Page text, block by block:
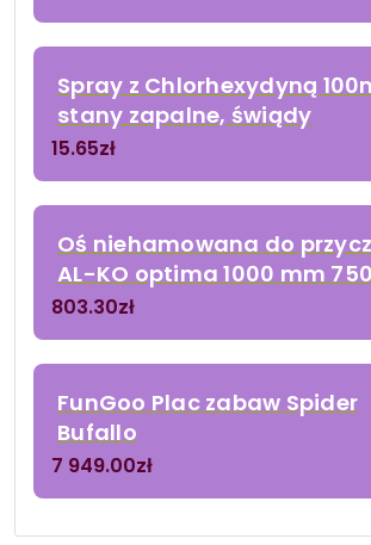
Spray z Chlorhexydyną
stany zapalne, świądy
15.65zł
Oś niehamowana do
AL-KO optima 1000 mm
803.30zł
FunGoo Plac zabaw Spider
Bufallo
7 949.00zł